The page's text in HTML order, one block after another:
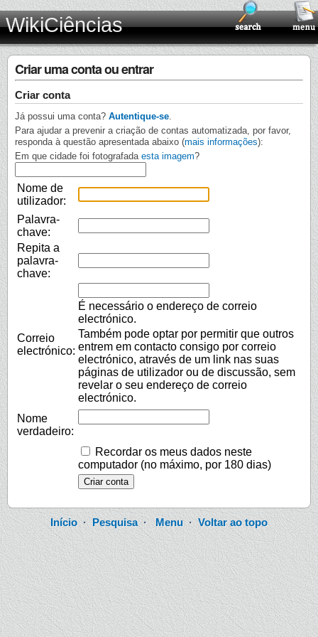
WikiCiências
Criar uma conta ou entrar
Criar conta
Já possui uma conta? Autentique-se
Para ajudar a prevenir a criação de contas automatizada, por favor,
responda à questão apresentada abaixo (mais informações):
Em que cidade foi fotografada esta imagem?
Nome de
utilizador:
Palavra-
chave:
Repita a
palavra-
chave:
Correio
electrónico:
É necessário o endereço de correio
electrónico.
Também pode optar por permitir que outros
entrem em contacto consigo por correio
electrónico, através de um link nas suas
páginas de utilizador ou de discussão, sem
revelar o seu endereço de correio
electrónico.
Nome
verdadeiro:
Recordar os meus dados neste
computador (no máximo, por 180 dias)
Início·Pesquisa·Menu·Voltar ao topo